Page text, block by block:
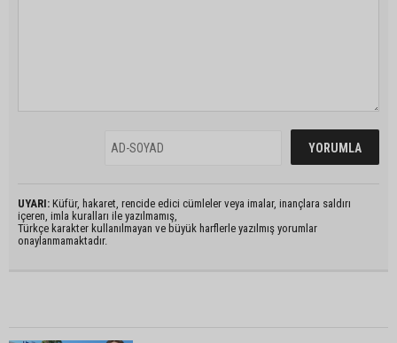
UYARI: Küfür, hakaret, rencide edici cümleler veya imalar, inançlara saldırı
içeren, imla kuralları ile yazılmamış,
Türkçe karakter kullanılmayan ve büyük harflerle yazılmış yorumlar
onaylanmamaktadır.